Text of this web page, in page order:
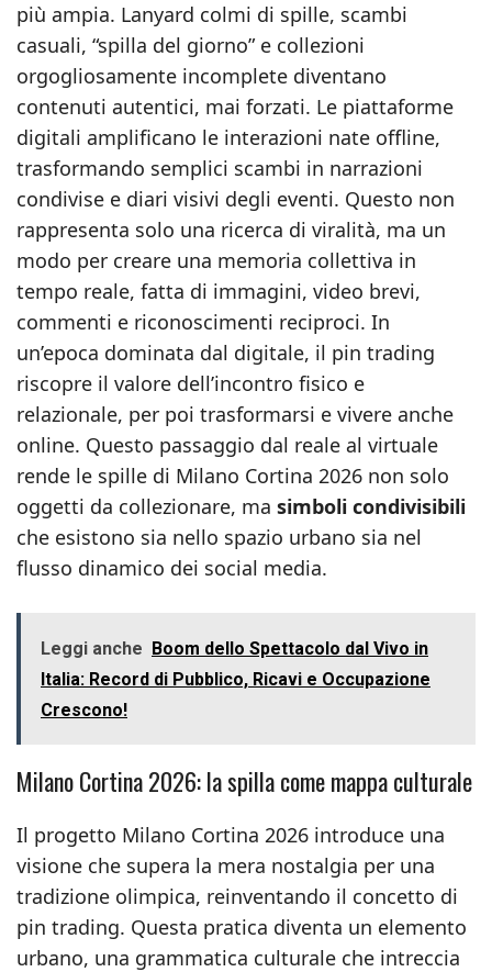
più ampia. Lanyard colmi di spille, scambi
casuali, “spilla del giorno” e collezioni
orgogliosamente incomplete diventano
contenuti autentici, mai forzati. Le piattaforme
digitali amplificano le interazioni nate offline,
trasformando semplici scambi in narrazioni
condivise e diari visivi degli eventi. Questo non
rappresenta solo una ricerca di viralità, ma un
modo per creare una memoria collettiva in
tempo reale, fatta di immagini, video brevi,
commenti e riconoscimenti reciproci. In
un’epoca dominata dal digitale, il pin trading
riscopre il valore dell’incontro fisico e
relazionale, per poi trasformarsi e vivere anche
online. Questo passaggio dal reale al virtuale
rende le spille di Milano Cortina 2026 non solo
oggetti da collezionare, ma simboli condivisibili
che esistono sia nello spazio urbano sia nel
flusso dinamico dei social media.
Leggi anche Boom dello Spettacolo dal Vivo in
Italia: Record di Pubblico, Ricavi e Occupazione
Crescono!
Milano Cortina 2026: la spilla come mappa culturale
Il progetto Milano Cortina 2026 introduce una
visione che supera la mera nostalgia per una
tradizione olimpica, reinventando il concetto di
pin trading. Questa pratica diventa un elemento
urbano, una grammatica culturale che intreccia